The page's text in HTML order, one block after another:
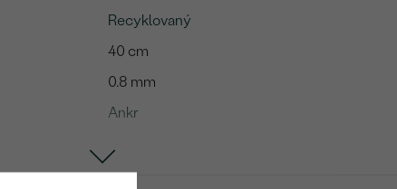
Recyklovaný
40 cm
0.8 mm
Ankr